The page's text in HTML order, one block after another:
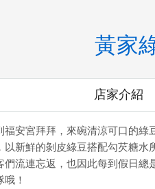
黃家
店家介紹
福安宮拜拜，來碗清涼可口的綠
以新鮮的剝皮綠豆搭配勾芡糖水
們流連忘返，也因此每到假日總
！